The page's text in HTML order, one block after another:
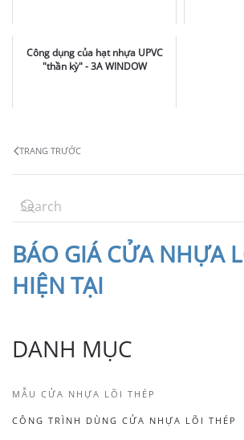
Công dụng của hạt nhựa UPVC
"thần kỳ" - 3A WINDOW
TRANG TRƯỚC
BÁO GIÁ CỬA NHỰA
HIỆN TẠI
DANH MỤC
MẪU CỬA NHỰA LÕI THÉP
CÔNG TRÌNH DÙNG CỬA NHỰA LÕI THÉP